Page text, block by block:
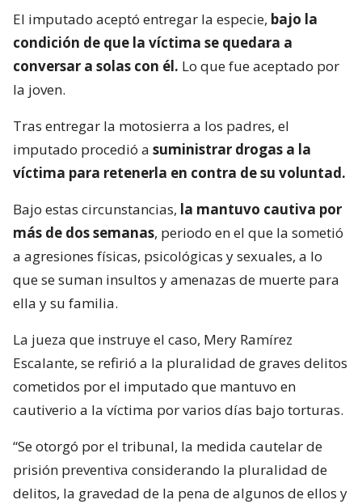
El imputado aceptó entregar la especie, bajo la
condición de que la víctima se quedara a
conversar a solas con él. Lo que fue aceptado por
la joven.
Tras entregar la motosierra a los padres, el
imputado procedió a suministrar drogas a la
víctima para retenerla en contra de su voluntad.
Bajo estas circunstancias, la mantuvo cautiva por
más de dos semanas, periodo en el que la sometió
a agresiones físicas, psicológicas y sexuales, a lo
que se suman insultos y amenazas de muerte para
ella y su familia.
La jueza que instruye el caso, Mery Ramírez
Escalante, se refirió a la pluralidad de graves delitos
cometidos por el imputado que mantuvo en
cautiverio a la víctima por varios días bajo torturas.
“Se otorgó por el tribunal, la medida cautelar de
prisión preventiva considerando la pluralidad de
delitos, la gravedad de la pena de algunos de ellos y